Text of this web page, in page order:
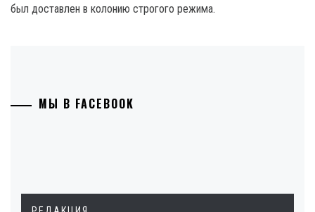
был доставлен в колонию строгого режима.
МЫ В FACEBOOK